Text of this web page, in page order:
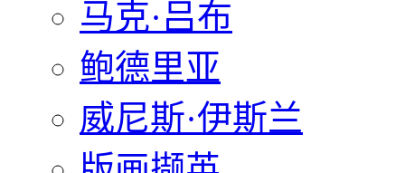
马克·吕布
鲍德里亚
威尼斯·伊斯兰